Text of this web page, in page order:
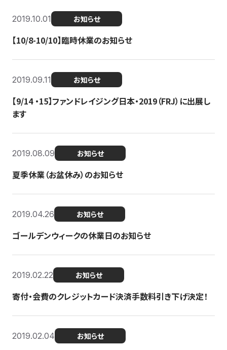
2019.10.01 お知らせ
【10/8-10/10】臨時休業のお知らせ
2019.09.11 お知らせ
【9/14 ・15】ファンドレイジング日本・2019（FRJ）に出展し
ます
2019.08.09 お知らせ
夏季休業（お盆休み）のお知らせ
2019.04.26 お知らせ
ゴールデンウィークの休業日のお知らせ
2019.02.22 お知らせ
寄付・会費のクレジットカード決済手数料引き下げ決定！
2019.02.04 お知らせ